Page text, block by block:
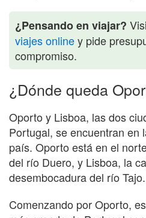
¿Pensando en viajar?
viajes onliney pide
compromiso.
¿Dónde queda
Oporto y Lisboa, las dos
Portugal, se encuentran en
país. Oporto está en el
del río Duero, y Lisboa, la
desembocadura del río Tajo.
Comenzando por Oporto,